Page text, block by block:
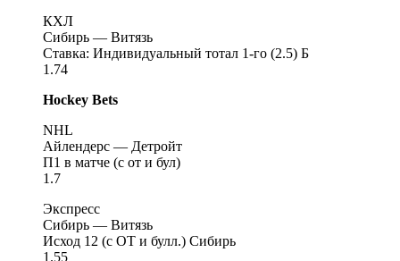
КХЛ
Сибирь — Витязь
Ставка: Индивидуальный тотал 1-го (2.5) Б
1.74
Hockey Bets
NHL
Айлендерс — Детройт
П1 в матче (с от и бул)
1.7
Экспресс
Сибирь — Витязь
Исход 12 (с ОТ и булл.) Сибирь
1.55